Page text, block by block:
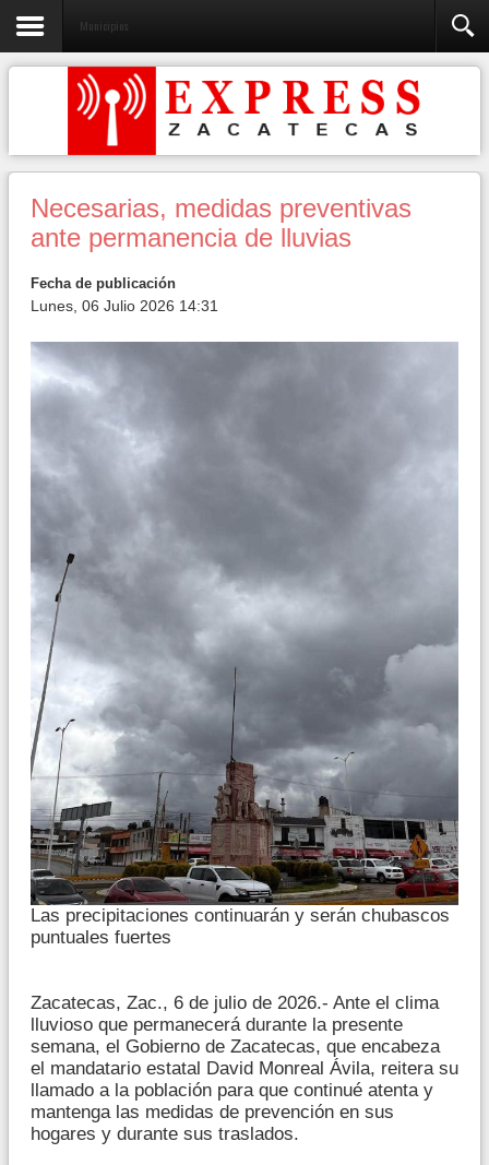
Municipios
Necesarias, medidas preventivas
ante permanencia de lluvias
Fecha de publicación
Lunes, 06 Julio 2026 14:31
Las precipitaciones continuarán y serán chubascos
puntuales fuertes
Zacatecas, Zac., 6 de julio de 2026.- Ante el clima
lluvioso que permanecerá durante la presente
semana, el Gobierno de Zacatecas, que encabeza
el mandatario estatal David Monreal Ávila, reitera su
llamado a la población para que continué atenta y
mantenga las medidas de prevención en sus
hogares y durante sus traslados.